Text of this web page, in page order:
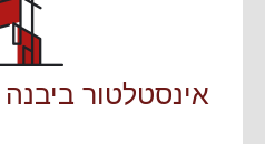
אינסטלטור ביבנה